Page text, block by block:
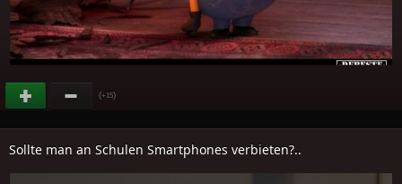
(+15)
Sollte man an Schulen Smartphones verbieten?..